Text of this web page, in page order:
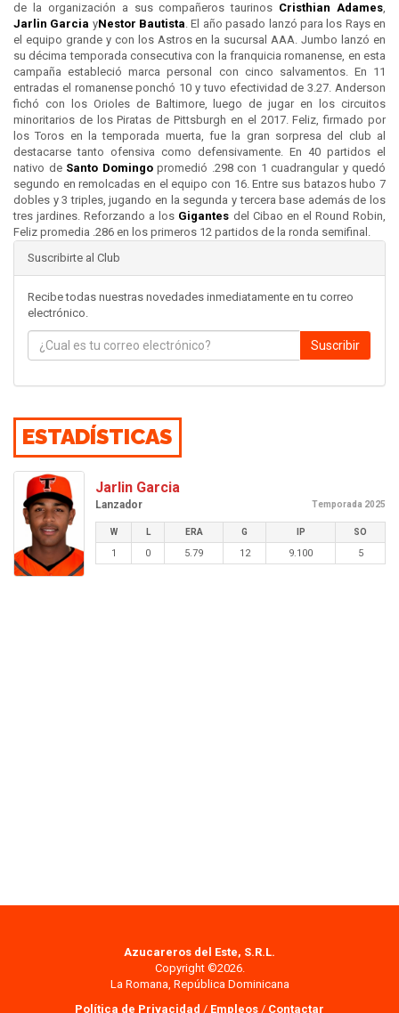
de la organización a sus compañeros taurinos Cristhian Adames,
Jarlin Garcia yNestor Bautista. El año pasado lanzó para los Rays en
el equipo grande y con los Astros en la sucursal AAA. Jumbo lanzó en
su décima temporada consecutiva con la franquicia romanense, en esta
campaña estableció marca personal con cinco salvamentos. En 11
entradas el romanense ponchó 10 y tuvo efectividad de 3.27. Anderson
fichó con los Orioles de Baltimore, luego de jugar en los circuitos
minoritarios de los Piratas de Pittsburgh en el 2017. Feliz, firmado por
los Toros en la temporada muerta, fue la gran sorpresa del club al
destacarse tanto ofensiva como defensivamente. En 40 partidos el
nativo de Santo Domingopromedió .298 con 1 cuadrangular y quedó
segundo en remolcadas en el equipo con 16. Entre sus batazos hubo 7
dobles y 3 triples, jugando en la segunda y tercera base además de los
tres jardines. Reforzando a los Gigantes del Cibao en el Round Robin,
Feliz promedia .286 en los primeros 12 partidos de la ronda semifinal.
Suscribirte al Club
Recibe todas nuestras novedades inmediatamente en tu correo
electrónico.
Suscribir
ESTADÍSTICAS
Jarlin Garcia
Lanzador Temporada 2025
W L ERA G IP SO
1 0 5.79 12 9.100 5
Azucareros del Este, S.R.L.
Copyright ©2026.
La Romana, República Dominicana
Política de Privacidad / Empleos / Contactar